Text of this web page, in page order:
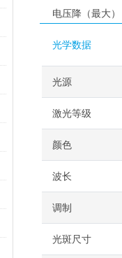
电压降（最大）
光学数据
光源
激光等级
颜色
波长
调制
光斑尺寸